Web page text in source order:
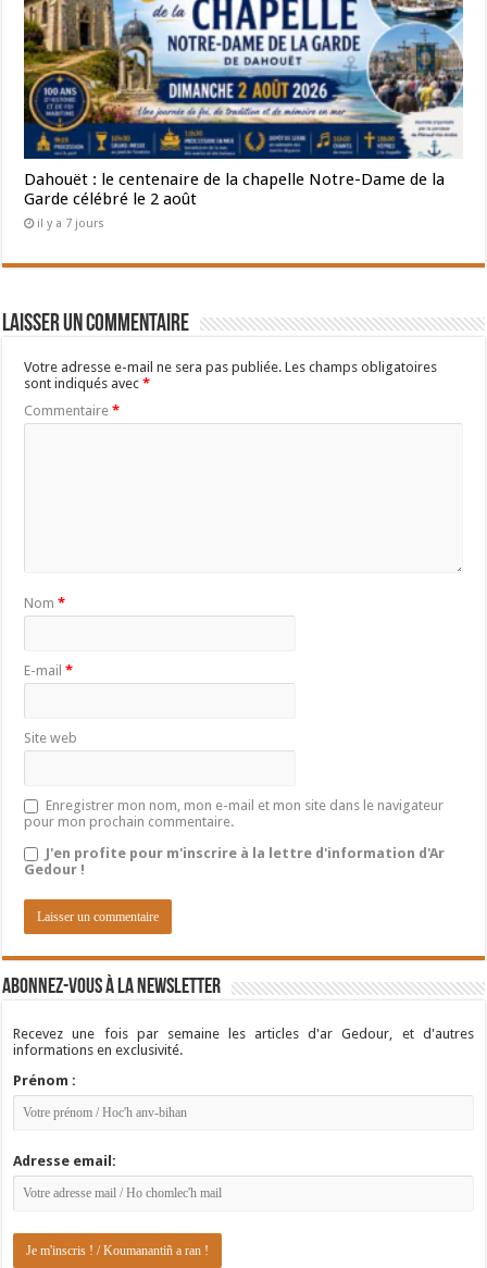
Dahouët : le centenaire de la chapelle Notre-Dame de la
Garde célébré le 2 août
il y a 7 jours
Laisser un commentaire
Votre adresse e-mail ne sera pas publiée. Les champs obligatoires
sont indiqués avec*
Commentaire*
Nom*
E-mail*
Site web
Enregistrer mon nom, mon e-mail et mon site dans le navigateur
pour mon prochain commentaire.
J'en profite pour m'inscrire à la lettre d'information d'Ar
Gedour !
Abonnez-vous à la newsletter
Recevez une fois par semaine les articles d'ar Gedour, et d'autres
informations en exclusivité.
Prénom :
Adresse email: